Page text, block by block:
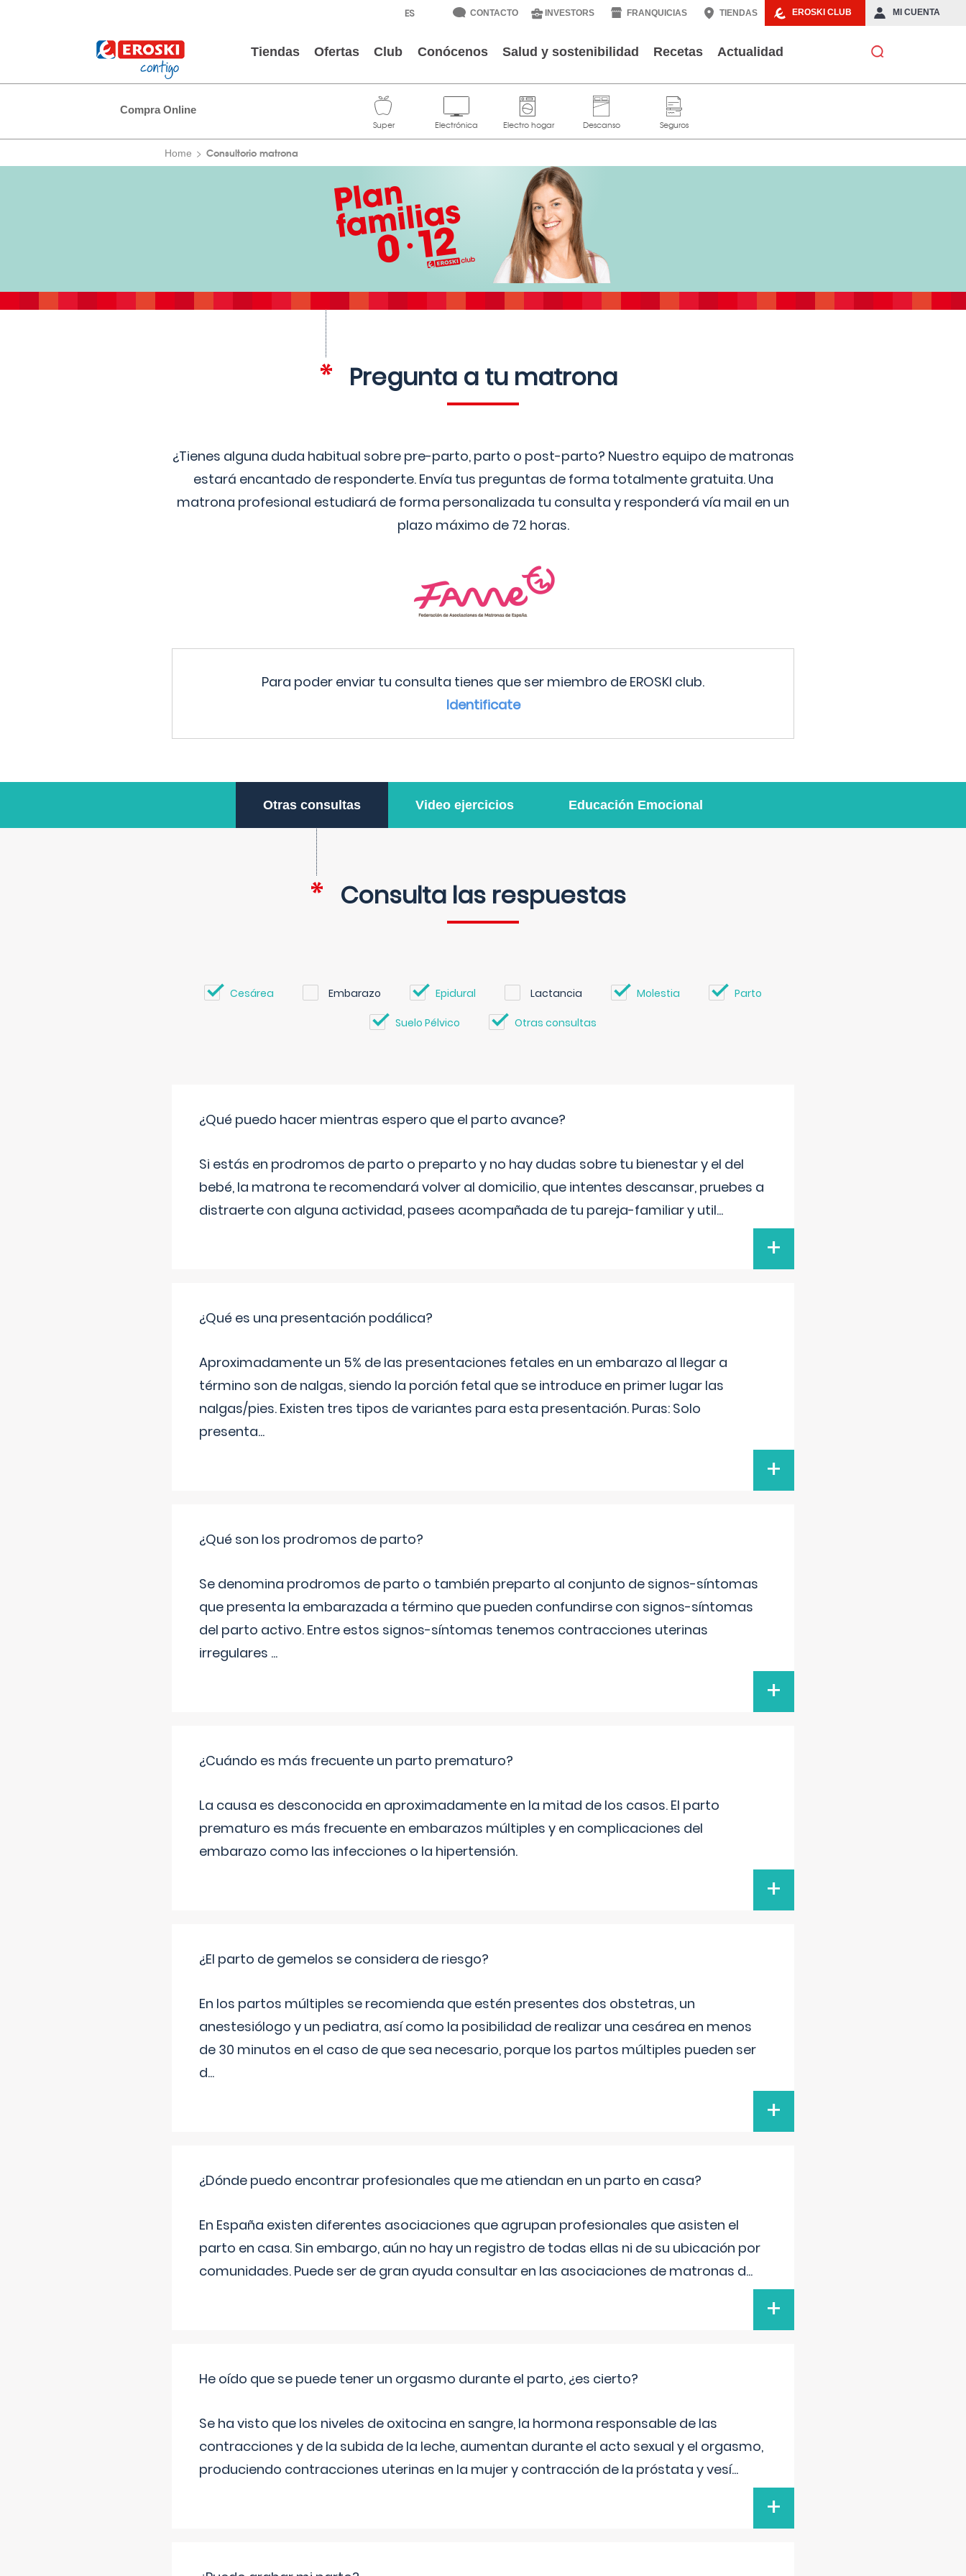
EROSKI CLUB MI CUENTA
CONTACTO INVESTORS FRANQUICIAS TIENDAS
Tiendas Ofertas Club Conócenos Salud y sostenibilidad Recetas Actualidad
Compra Online
Home Consultorio matrona
Pregunta a tu matrona
¿Tienes alguna duda habitual sobre pre-parto, parto o post-parto? Nuestro equipo de matronas
estará encantado de responderte. Envía tus preguntas de forma totalmente gratuita. Una
matrona profesional estudiará de forma personalizada tu consulta y responderá vía mail en un
plazo máximo de 72 horas.
Para poder enviar tu consulta tienes que ser miembro de EROSKI club.
Identificate
Otras consultas Video ejercicios Educación Emocional
Consulta las respuestas
Cesárea Embarazo Epidural Lactancia Molestia Parto
Suelo Pélvico Otras consultas
¿Qué puedo hacer mientras espero que el parto avance?
Si estás en prodromos de parto o preparto y no hay dudas sobre tu bienestar y el del
bebé, la matrona te recomendará volver al domicilio, que intentes descansar, pruebes a
distraerte con alguna actividad, pasees acompañada de tu pareja-familiar y util...
+
¿Qué es una presentación podálica?
Aproximadamente un 5% de las presentaciones fetales en un embarazo al llegar a
término son de nalgas, siendo la porción fetal que se introduce en primer lugar las
nalgas/pies. Existen tres tipos de variantes para esta presentación. Puras: Solo
presenta...
+
¿Qué son los prodromos de parto?
Se denomina prodromos de parto o también preparto al conjunto de signos-síntomas
que presenta la embarazada a término que pueden confundirse con signos-síntomas
del parto activo. Entre estos signos-síntomas tenemos contracciones uterinas
irregulares ...
+
¿Cuándo es más frecuente un parto prematuro?
La causa es desconocida en aproximadamente en la mitad de los casos. El parto
prematuro es más frecuente en embarazos múltiples y en complicaciones del
embarazo como las infecciones o la hipertensión.
+
¿El parto de gemelos se considera de riesgo?
En los partos múltiples se recomienda que estén presentes dos obstetras, un
anestesiólogo y un pediatra, así como la posibilidad de realizar una cesárea en menos
de 30 minutos en el caso de que sea necesario, porque los partos múltiples pueden ser
d...
+
¿Dónde puedo encontrar profesionales que me atiendan en un parto en casa?
En España existen diferentes asociaciones que agrupan profesionales que asisten el
parto en casa. Sin embargo, aún no hay un registro de todas ellas ni de su ubicación por
comunidades. Puede ser de gran ayuda consultar en las asociaciones de matronas d...
+
He oído que se puede tener un orgasmo durante el parto, ¿es cierto?
Se ha visto que los niveles de oxitocina en sangre, la hormona responsable de las
contracciones y de la subida de la leche, aumentan durante el acto sexual y el orgasmo,
produciendo contracciones uterinas en la mujer y contracción de la próstata y vesí...
+